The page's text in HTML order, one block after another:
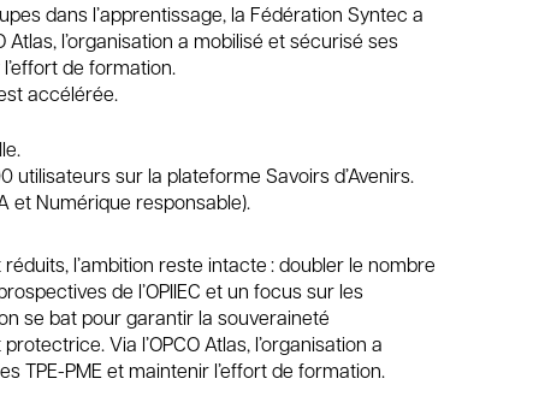
dans l’apprentissage, la Fédération Syntec a
l’organisation a mobilisé et sécurisé ses
de formation.
accélérée.
sur la plateforme Savoirs d’Avenirs.
et Numérique responsable).
l’ambition reste intacte : doubler le nombre
de l’OPIIEC et un focus sur les
se bat pour garantir la souveraineté
Via l’OPCO Atlas, l’organisation a
TPE-PME et maintenir l’effort de formation.